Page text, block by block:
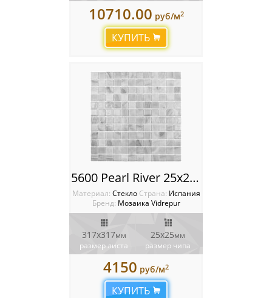
10710.00 руб/м2
КУПИТЬ
5600 Pearl River 25x25 Мозаика Vidrepur Nature
Материал: Стекло Cтрана: Испания
Бренд: Мозаика Vidrepur
317х317мм
размер листа
25x25мм
размер чипа
4150 руб/м2
КУПИТЬ